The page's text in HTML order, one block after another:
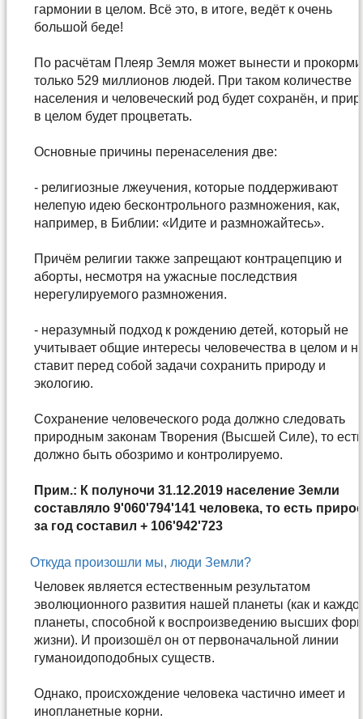
гармонии в целом. Всё это, в итоге, ведёт к очень
большой беде!
По расчётам Плеяр Земля может вынести и
только 529 миллионов людей. При таком количестве
населения и человеческий род будет сохранён, и
в целом будет процветать.
Основные причины перенаселения две:
- религиозные лжеучения, которые поддерживают
нелепую идею бесконтрольного размножения, как,
например, в Библии: «Идите и размножайтесь».
Причём религии также запрещают контрацепцию и
аборты, несмотря на ужасные последствия
нерегулируемого размножения.
- неразумный подход к рождению детей, который не
учитывает общие интересы человечества в целом и
ставит перед собой задачи сохранить природу и
экологию.
Сохранение человеческого рода должно следовать
природным законам Творения (Высшей Силе), то есть
должно быть обозримо и контролируемо.
Прим.: К полуночи 31.12.2019 население Земли
составляло 9'060'794'141 человека, то есть
за год составил + 106'942'723
Откуда произошли мы, люди Земли?
Человек является естественным результатом
эволюционного развития нашей планеты (как и
планеты, способной к воспроизведению высших
жизни). И произошёл он от первоначальной линии
гуманоидоподобных существ.
Однако, происхождение человека частично имеет и
инопланетные корни.